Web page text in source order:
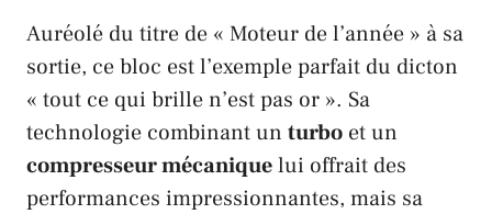
Auréolé du titre de « Moteur de l’année » à sa
sortie, ce bloc est l’exemple parfait du dicton
« tout ce qui brille n’est pas or ». Sa
technologie combinant un turbo et un
compresseur mécaniquelui offrait des
performances impressionnantes, mais sa